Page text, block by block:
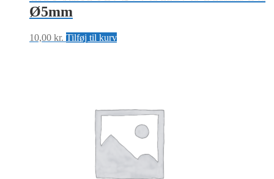
Ø5mm
10,00 kr. Tilføj til kurv